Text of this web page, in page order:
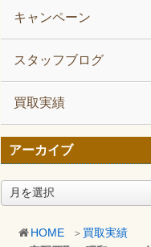
HOME
買取実績
キャンペーン
スタッフブログ
買取実績
アーカイブ
ア
ー